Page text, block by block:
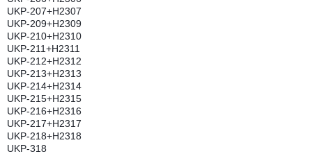
UKP-207+H2307
UKP-209+H2309
UKP-210+H2310
UKP-211+H2311
UKP-212+H2312
UKP-213+H2313
UKP-214+H2314
UKP-215+H2315
UKP-216+H2316
UKP-217+H2317
UKP-218+H2318
UKP-318